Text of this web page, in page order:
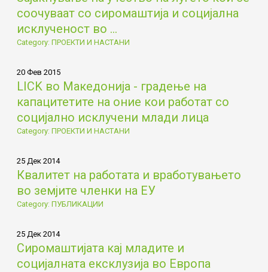
соочуваат со сиромаштија и социјална
исклученост во ...
Category: ПРОЕКТИ И НАСТАНИ
20 Фев 2015
LICK во Македонија - градење на
капацитетите на оние кои работат со
социјално исклучени млади лица
Category: ПРОЕКТИ И НАСТАНИ
25 Дек 2014
Квалитет на работата и вработувањето
во земјите членки на ЕУ
Category: ПУБЛИКАЦИИ
25 Дек 2014
Сиромаштијата кај младите и
социјалната ексклузија во Европа